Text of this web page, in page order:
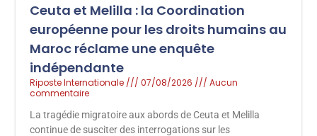
Ceuta et Melilla : la Coordination
européenne pour les droits humains au
Maroc réclame une enquête
indépendante
Riposte Internationale 07/08/2026
Aucun
commentaire
La tragédie migratoire aux abords de Ceuta et Melilla
continue de susciter des interrogations sur les